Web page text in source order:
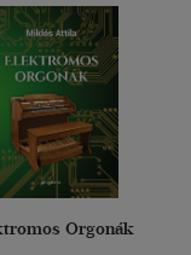
Orgonák